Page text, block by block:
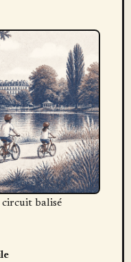
circuit balisé